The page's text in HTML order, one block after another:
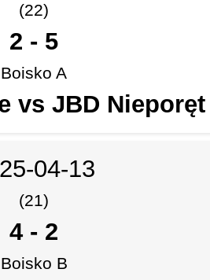
(22)
2 - 5
Boisko A
vs JBD Nieporęt
04-13
(21)
4 - 2
Boisko B